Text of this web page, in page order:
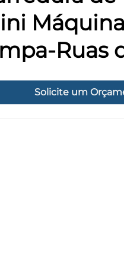
Máquina
Ruas
Solicite um